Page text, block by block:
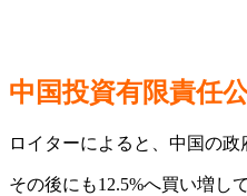
中国投資有限責任
ロイターによると、中国の
その後にも12.5%へ買い増し